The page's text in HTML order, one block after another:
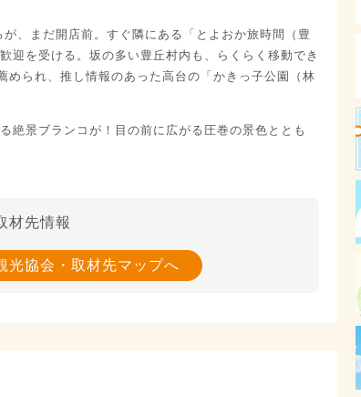
、まだ開店前。すぐ隣にある「とよおか旅時間（豊
迎を受ける。坂の多い豊丘村内も、らくらく移動でき
められ、推し情報のあった高台の「かきっ子公園（林
絶景ブランコが！目の前に広がる圧巻の景色ととも
材先情報
光協会・取材先マップへ